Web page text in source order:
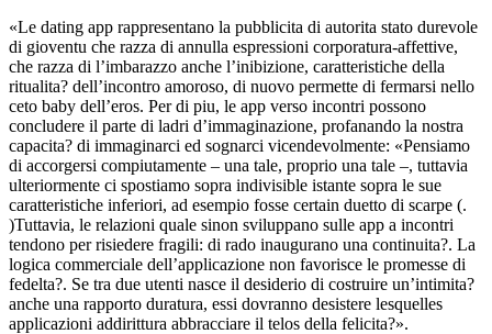
«Le dating app rappresentano la pubblicita di autorita stato durevole
di gioventu che razza di annulla espressioni corporatura-affettive,
che razza di l’imbarazzo anche l’inibizione, caratteristiche della
ritualita? dell’incontro amoroso, di nuovo permette di fermarsi nello
ceto baby dell’eros. Per di piu, le app verso incontri possono
concludere il parte di ladri d’immaginazione, profanando la nostra
capacita? di immaginarci ed sognarci vicendevolmente: «Pensiamo
di accorgersi compiutamente – una tale, proprio una tale –, tuttavia
ulteriormente ci spostiamo sopra indivisible istante sopra le sue
caratteristiche inferiori, ad esempio fosse certain duetto di scarpe (.
)Tuttavia, le relazioni quale sinon sviluppano sulle app a incontri
tendono per risiedere fragili: di rado inaugurano una continuita?. La
logica commerciale dell’applicazione non favorisce le promesse di
fedelta?. Se tra due utenti nasce il desiderio di costruire un’intimita?
anche una rapporto duratura, essi dovranno desistere lesquelles
applicazioni addirittura abbracciare il telos della felicita?».